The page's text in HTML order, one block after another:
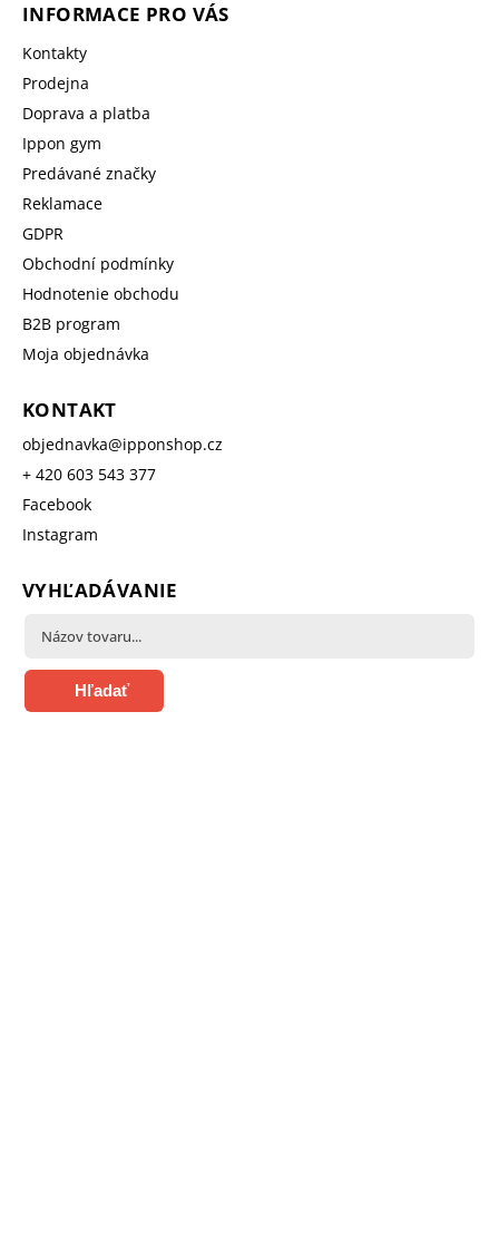
INFORMACE PRO VÁS
Kontakty
Prodejna
Doprava a platba
Ippon gym
Predávané značky
Reklamace
GDPR
Obchodní podmínky
Hodnotenie obchodu
B2B program
Moja objednávka
KONTAKT
objednavka@ipponshop.cz
+ 420 603 543 377
Facebook
Instagram
VYHĽADÁVANIE
Hľadať